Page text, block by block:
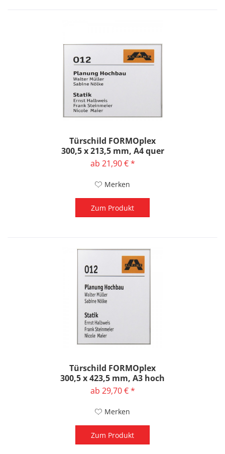
Türschild FORMOplex
300,5 x 213,5 mm, A4 quer
ab 21,90 € *
Merken
Zum Produkt
Türschild FORMOplex
300,5 x 423,5 mm, A3 hoch
ab 29,70 € *
Merken
Zum Produkt